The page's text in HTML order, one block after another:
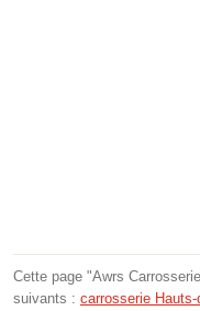
Cette page "Awrs
suivants : carrosserie Hauts-